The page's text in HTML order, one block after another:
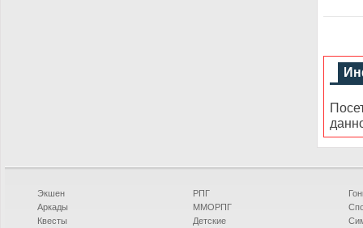
Экшен
Аркады
Квесты
РПГ
ММОРПГ
Детские